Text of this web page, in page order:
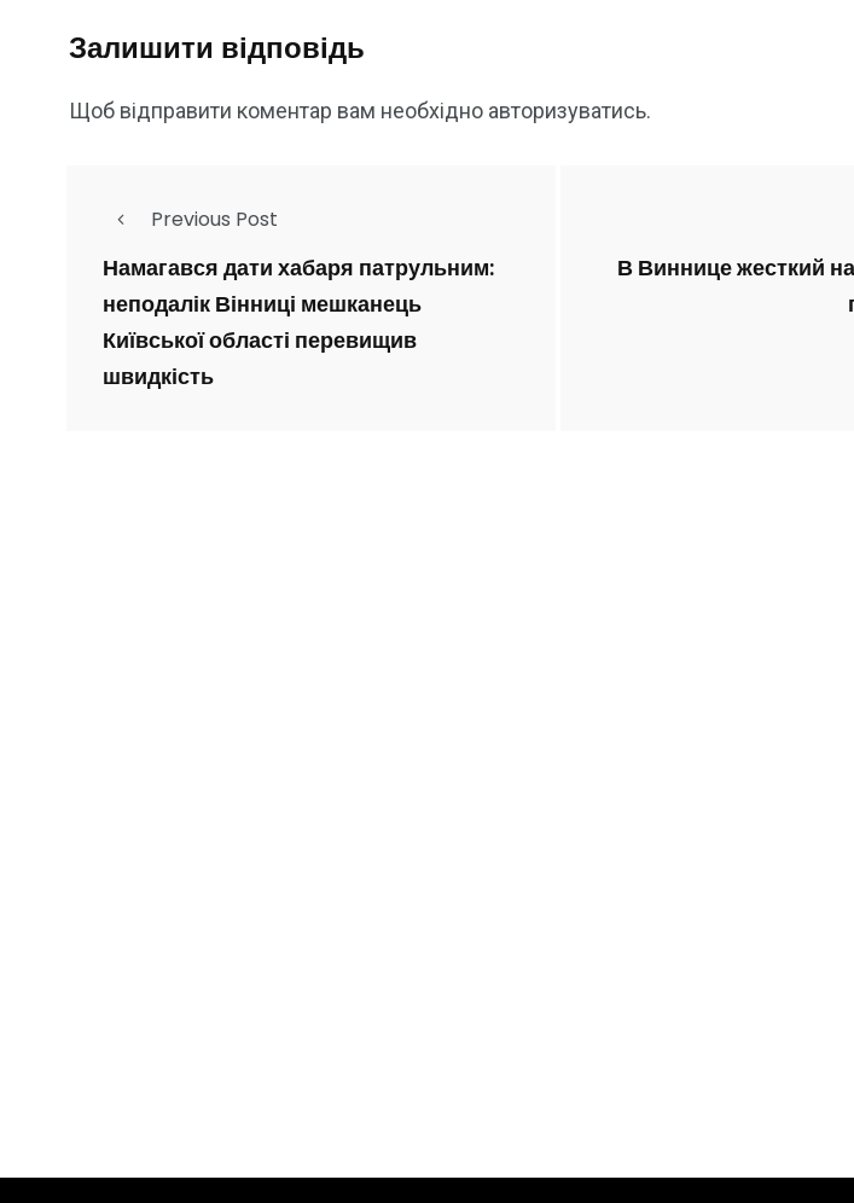
Залишити відповідь
Щоб відправити коментар вам необхідно авторизуватись.
Previous Post
Намагався дати хабаря патрульним:
неподалік Вінниці мешканець
Київської області перевищив
швидкість
В Виннице жесткий